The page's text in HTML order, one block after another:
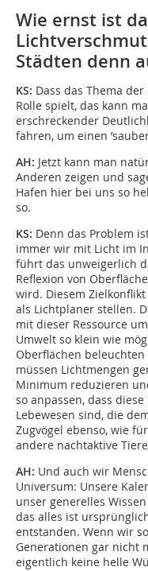
Wie ernst ist
Städten denn
KS: Dass das Thema
Rolle spielt, das kann
erschreckender
fahren, um einen
AH: Jetzt kann man
Anderen zeigen und
Hafen hier bei uns so
so.
KS: Denn das Problem
immer wir mit Licht im
führt das unweigerlich
Reflexion von
wird. Diesem
als Lichtplaner stellen.
mit dieser Ressource
Umwelt so klein wie
Oberflächen
müssen Lichtmengen
Minimum reduzieren
so anpassen, dass
Lebewesen sind, die
Zugvögel ebenso, wie
andere nachtaktive
AH: Und auch wir
Universum: Unsere
unser generelles
das alles ist
entstanden. Wenn wir
Generationen gar nicht
eigentlich keine helle